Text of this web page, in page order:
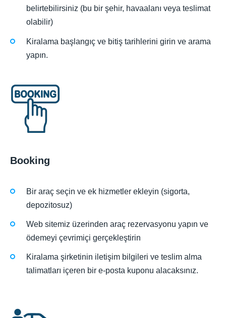
belirtebilirsiniz (bu bir şehir, havaalanı veya teslimat
olabilir)
Kiralama başlangıç ve bitiş tarihlerini girin ve arama
yapın.
Booking
Bir araç seçin ve ek hizmetler ekleyin (sigorta,
depozitosuz)
Web sitemiz üzerinden araç rezervasyonu yapın ve
ödemeyi çevrimiçi gerçekleştirin
Kiralama şirketinin iletişim bilgileri ve teslim alma
talimatları içeren bir e-posta kuponu alacaksınız.